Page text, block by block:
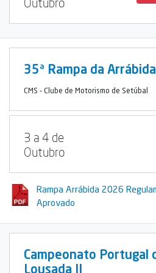
Rampa Arrábida 2026
Aprovado
35ª Rampa da Arrábida
CMS - Clube de Motorismo de Setúbal
3 a 4 de
Outubro
Campeonato Portugal
Lousada II